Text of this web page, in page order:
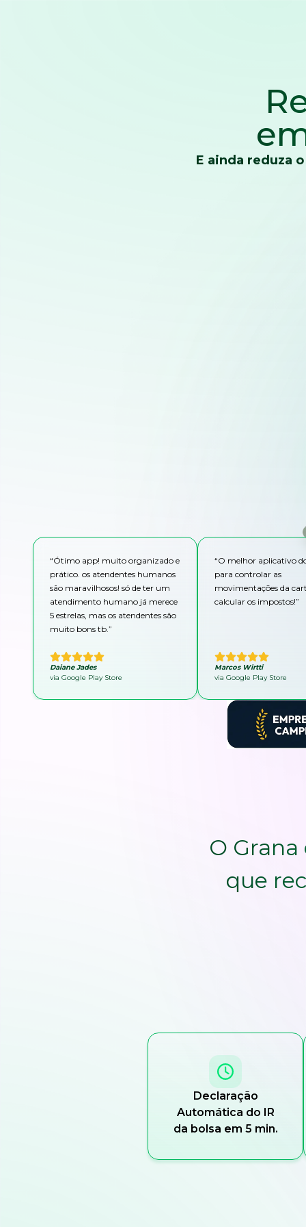
E ainda reduza
“Ótimo app! muito organizado e
prático. os atendentes humanos
são maravilhosos! só de ter um
atendimento humano já merece
5 estrelas, mas os atendentes são
muito bons tb.”
Daiane Jades
via Google Play Store
“O melhor aplicativo
para controlar as
movimentações da
calcular os impostos!”
Marcos Wirtti
via Google Play Store
O
que
Declaração
Automática do IR
da bolsa em 5 min.